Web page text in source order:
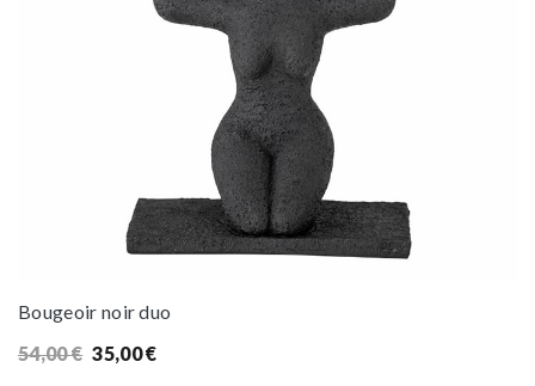
Bougeoir noir duo
54,00€ Le
35,00€Le